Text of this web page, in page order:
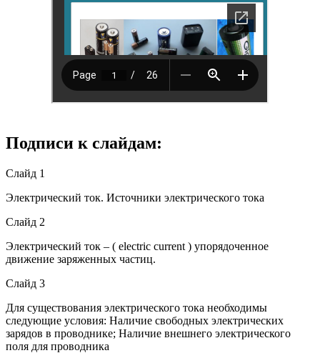
Подписи к слайдам:
Слайд 1
Электрический ток. Источники электрического тока
Слайд 2
Электрический ток – ( electric current ) упорядоченное
движение заряженных частиц.
Слайд 3
Для существования электрического тока необходимы
следующие условия: Наличие свободных электрических
зарядов в проводнике; Наличие внешнего электрического
поля для проводника